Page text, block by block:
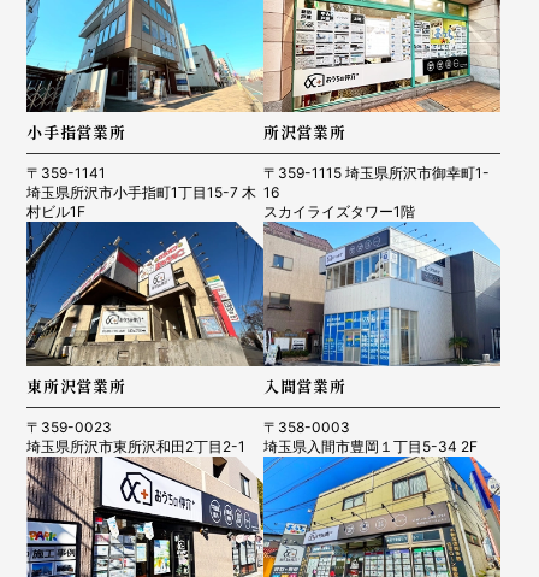
小手指営業所
〒359-1141
埼玉県所沢市小手指町1丁目15-7 木
村ビル1F
所沢営業所
〒359-1115 埼玉県所沢市御幸町1-
16
スカイライズタワー1階
東所沢営業所
〒359-0023
埼玉県所沢市東所沢和田2丁目2-1
入間営業所
〒358-0003
埼玉県入間市豊岡１丁目5-34 2F